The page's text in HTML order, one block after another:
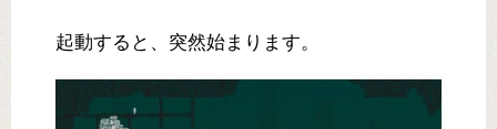
起動すると、突然始まります。